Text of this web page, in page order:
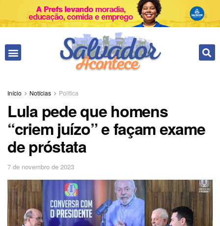
Início Notícias Política
Lula pede que homens
“criem juízo” e façam exame
de próstata
7 de novembro de 2023